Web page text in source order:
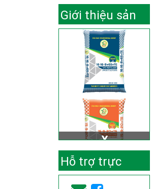
Giới thiệu sản
phẩm
Hỗ trợ trực
tuyến